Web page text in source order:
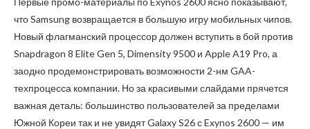
что Samsung возвращается в большую игру мобильных чипов.
Новый флагманский процессор должен вступить в бой против
Snapdragon 8 Elite Gen 5, Dimensity 9500 и Apple A19 Pro, а
заодно продемонстрировать возможности 2-нм GAA-
техпроцесса компании. Но за красивыми слайдами прячется
важная деталь: большинство пользователей за пределами
Южной Кореи так и не увидят Galaxy S26 с Exynos 2600 — им